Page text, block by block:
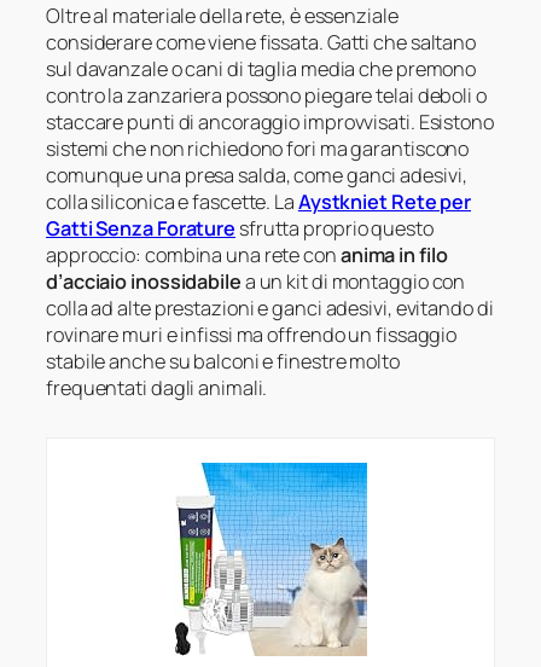
Oltre al materiale della rete, è essenziale
considerare come viene fissata. Gatti che saltano
sul davanzale o cani di taglia media che premono
contro la zanzariera possono piegare telai deboli o
staccare punti di ancoraggio improvvisati. Esistono
sistemi che non richiedono fori ma garantiscono
comunque una presa salda, come ganci adesivi,
colla siliconica e fascette. LaAystkniet Rete per
Gatti Senza Forature sfrutta proprio questo
approccio: combina una rete conanima in filo
d’acciaio inossidabilea un kit di montaggio con
colla ad alte prestazioni e ganci adesivi, evitando di
rovinare muri e infissi ma offrendo un fissaggio
stabile anche su balconi e finestre molto
frequentati dagli animali.